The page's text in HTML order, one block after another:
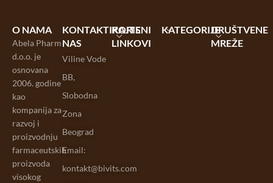
O NAMA
Abela Pharm
d.o.o. je
osnovana
2006. godine
kao
kompanija za
razvoj i
proizvodnju
farmaceutskih
proizvoda
visokog
KONTAKTIRAJTE
NAS
Viline Vode
BB,
Slobodna
Zona
Beograd
Email:
kontakt@bivits.com
KORISNI
LINKOVI
KATEGORIJEDRUŠTVENE
MREŽE